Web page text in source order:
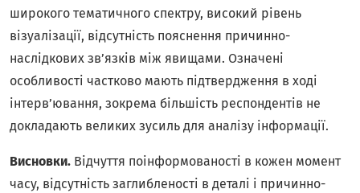
широкого тематичного спектру, високий рівень
візуалізації, відсутність пояснення причинно-
наслідкових зв’язків між явищами. Означені
особливості частково мають підтвердження в ході
інтерв’ювання, зокрема більшість респондентів не
докладають великих зусиль для аналізу інформації.
Висновки. Відчуття поінформованості в кожен момент
часу, відсутність заглибленості в деталі і причинно-